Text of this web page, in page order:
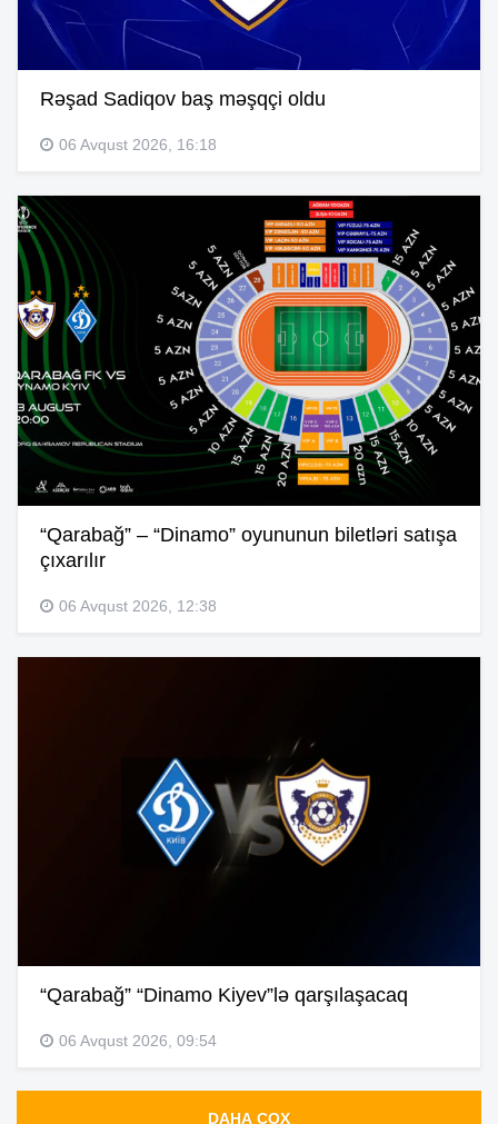
Rəşad Sadiqov baş məşqçi oldu
06 Avqust 2026, 16:18
“Qarabağ” – “Dinamo” oyununun biletləri satışa
çıxarılır
06 Avqust 2026, 12:38
“Qarabağ” “Dinamo Kiyev”lə qarşılaşacaq
06 Avqust 2026, 09:54
DAHA ÇOX